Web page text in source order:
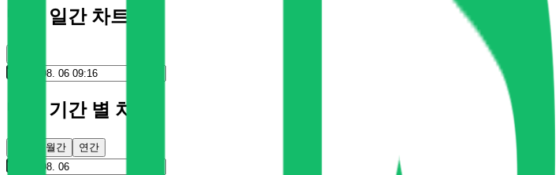
멜론 일간 차트
멜론 기간 별 차트
월간 연간